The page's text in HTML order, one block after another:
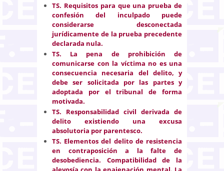
TS. Requisitos para que una prueba de
confesión del inculpado puede
considerarse desconectada
jurídicamente de la prueba precedente
declarada nula.
TS. La pena de prohibición de
comunicarse con la víctima no es una
consecuencia necesaria del delito, y
debe ser solicitada por las partes y
adoptada por el tribunal de forma
motivada.
TS. Responsabilidad civil derivada de
delito existiendo una excusa
absolutoria por parentesco.
TS. Elementos del delito de resistencia
en contraposición a la falte de
desobediencia. Compatibilidad de la